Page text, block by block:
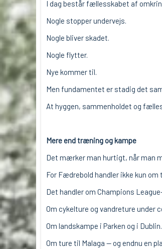
I dag består fællesskabet af
Nogle stopper undervejs.
Nogle bliver skadet.
Nogle flytter.
Nye kommer til.
Men fundamentet er stadig det
At hyggen, sammenholdet og
Mere end træning og kampe
Det mærker man hurtigt, når man
For Fædrebold handler ikke kun
Det handler om Champions
Om cykelture og vandreture
Om landskampe i Parken og i Dublin.
Om ture til Malaga — og endnu en